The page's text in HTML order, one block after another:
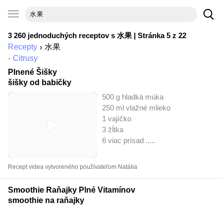
3 260 jednoduchých receptov s 水果 | Stránka 5 z 22
Recepty
水果
Citrusy
Plnené Šišky
šišky od babičky
500 g hladká múka
250 ml vlažné mlieko
1 vajíčko
3 žĺtka
6 viac prísad .....
Recept videa vytvoreného používateľom Natália
Smoothie Raňajky Plné Vitamínov
smoothie na raňajky